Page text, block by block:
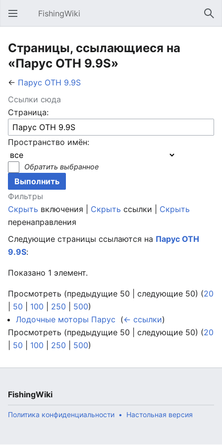
Открыть главное меню FishingWiki
Страницы, ссылающиеся на
«Парус OTH 9.9S»
← Парус OTH 9.9S
Ссылки сюда
Страница:
Пространство имён:
Обратить выбранное
Фильтры
Скрыть включения | Скрыть ссылки | Скрыть
перенаправления
Следующие страницы ссылаются на Парус OTH
9.9S:
Показано 1 элемент.
Просмотреть (предыдущие 50 | следующие 50) (20
50 100 250 500)
Лодочные моторы Парус (← ссылки)
Просмотреть (предыдущие 50 | следующие 50) (20
50 100 250 500)
FishingWiki
Политика конфиденциальности Настольная версия